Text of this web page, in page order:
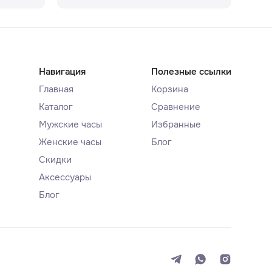
Навигация
Главная
Каталог
Мужские часы
Женские часы
Скидки
Аксессуары
Блог
Полезные ссылки
Корзина
Сравнение
Избранные
Блог
Темная Светлая